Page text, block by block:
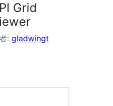
Grid
: gladwingt